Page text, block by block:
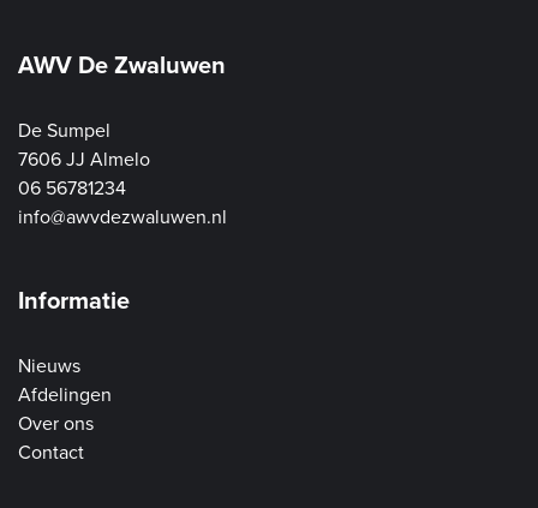
AWV De Zwaluwen
De Sumpel
7606 JJ Almelo
06 56781234
info@awvdezwaluwen.nl
Informatie
Nieuws
Afdelingen
Over ons
Contact